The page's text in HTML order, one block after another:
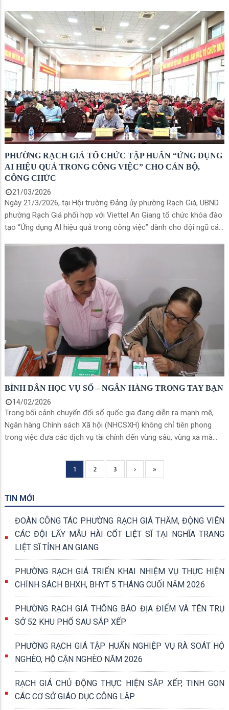
PHƯỜNG RẠCH GIÁ TỔ CHỨC TẬP HUẤN “ỨNG DỤNG
AI HIỆU QUẢ TRONG CÔNG VIỆC” CHO CÁN BỘ,
CÔNG CHỨC
21/03/2026
Ngày 21/3/2026, tại Hội trường Đảng ủy phường Rạch Giá, UBND
phường Rạch Giá phối hợp với Viettel An Giang tổ chức khóa đào
tạo “Ứng dụng AI hiệu quả trong công việc” dành cho đội ngũ cán
Dương Hồng Tuấn – Ủy viên Ban Chấp hành Đảng bộ phường,
Phó Chủ tịch UBND phường Rạch Giá; Trung tá Đỗ Thanh Tuấn –
Giám đốc Viettel An Giang, cùng 349 học viên là cán bộ, công
chức tham gia khóa học.
BÌNH DÂN HỌC VỤ SỐ – NGÂN HÀNG TRONG TAY BẠN
14/02/2026
Trong bối cảnh chuyển đổi số quốc gia đang diễn ra mạnh mẽ,
Ngân hàng Chính sách Xã hội (NHCSXH) không chỉ tiên phong
trong việc đưa các dịch vụ tài chính đến vùng sâu, vùng xa mà
chương trình “Bình dân học vụ số – Ngân hàng trong tay bạn”.
Current
page
1 Page
2 Page
3
Next
page
›
Trang
cuối
»
TIN MỚI
ĐOÀN CÔNG TÁC PHƯỜNG RẠCH GIÁ THĂM, ĐỘNG VIÊN
CÁC ĐỘI LẤY MẪU HÀI CỐT LIỆT SĨ TẠI NGHĨA TRANG
LIỆT SĨ TỈNH AN GIANG
PHƯỜNG RẠCH GIÁ TRIỂN KHAI NHIỆM VỤ THỰC HIỆN
CHÍNH SÁCH BHXH, BHYT 5 THÁNG CUỐI NĂM 2026
PHƯỜNG RẠCH GIÁ THÔNG BÁO ĐỊA ĐIỂM VÀ TÊN TRỤ
SỞ 52 KHU PHỐ SAU SẮP XẾP
PHƯỜNG RẠCH GIÁ TẬP HUẤN NGHIỆP VỤ RÀ SOÁT HỘ
NGHÈO, HỘ CẬN NGHÈO NĂM 2026
RẠCH GIÁ CHỦ ĐỘNG THỰC HIỆN SẮP XẾP, TINH GỌN
CÁC CƠ SỞ GIÁO DỤC CÔNG LẬP